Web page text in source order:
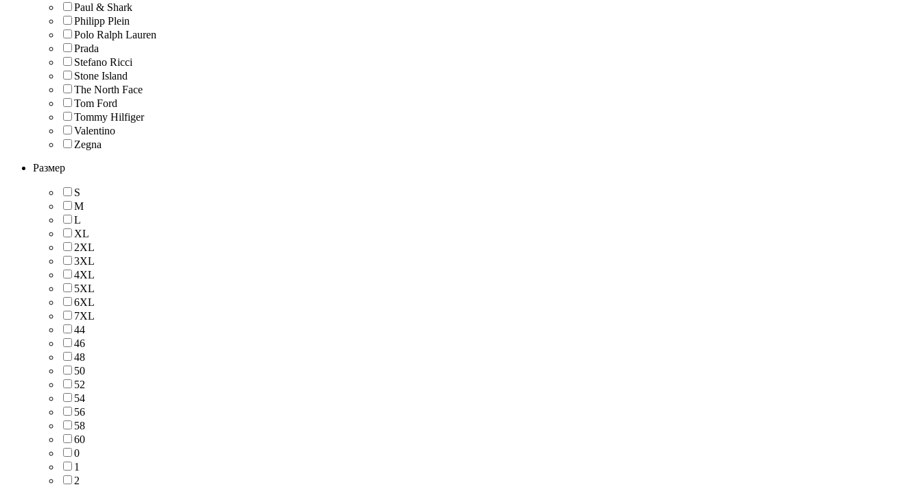
Paul & Shark
Philipp Plein
Polo Ralph Lauren
Prada
Stefano Ricci
Stоnе Islаnd
The North Face
Tom Ford
Tommy Hilfiger
Valentino
Zegna
Размер
S
M
L
XL
2XL
3XL
4XL
5XL
6XL
7XL
44
46
48
50
52
54
56
58
60
0
1
2